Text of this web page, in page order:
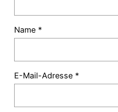
Name *
E-Mail-Adresse *